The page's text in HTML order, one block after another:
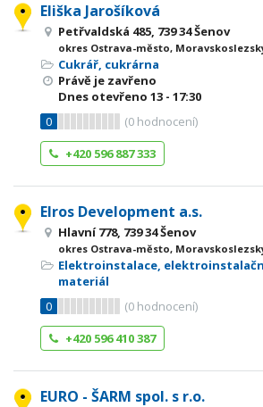
Eliška Jarošíková
Petřvaldská 485, 739 34 Šenov
okres Ostrava-město,
Cukrář, cukrárna
Právě je zavřeno
Dnes otevřeno 13 - 17:30
0
(0 hodnocení)
+420 596 887 333
Elros Development a.s.
Hlavní 778, 739 34 Šenov
okres Ostrava-město,
Elektroinstalace,
materiál
0
(0 hodnocení)
+420 596 410 387
EURO - ŠARM spol. s r.o.